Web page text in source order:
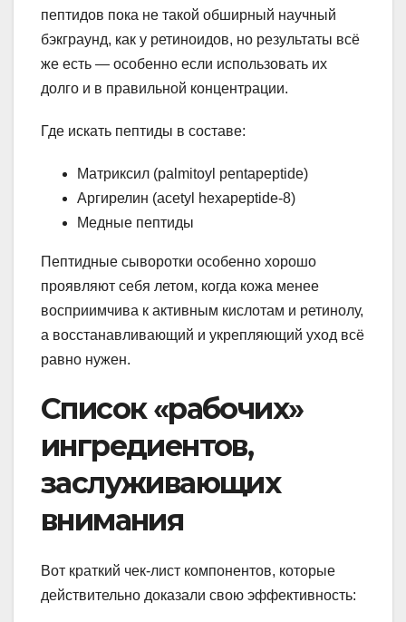
пептидов пока не такой обширный научный
бэкграунд, как у ретиноидов, но результаты всё
же есть — особенно если использовать их
долго и в правильной концентрации.
Где искать пептиды в составе:
Матриксил (palmitoyl pentapeptide)
Аргирелин (acetyl hexapeptide-8)
Медные пептиды
Пептидные сыворотки особенно хорошо
проявляют себя летом, когда кожа менее
восприимчива к активным кислотам и ретинолу,
а восстанавливающий и укрепляющий уход всё
равно нужен.
Список «рабочих»
ингредиентов,
заслуживающих
внимания
Вот краткий чек-лист компонентов, которые
действительно доказали свою эффективность: